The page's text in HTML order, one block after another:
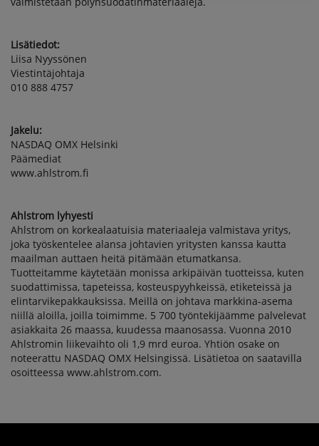
Lisätiedot:
Liisa Nyyssönen
Viestintäjohtaja
010 888 4757
Jakelu:
NASDAQ OMX Helsinki
Päämediat
www.ahlstrom.fi
Ahlstrom lyhyesti
Ahlstrom on korkealaatuisia materiaaleja valmistava yritys,
joka työskentelee alansa johtavien yritysten kanssa kautta
maailman auttaen heitä pitämään etumatkansa.
Tuotteitamme käytetään monissa arkipäivän tuotteissa, kuten
suodattimissa, tapeteissa, kosteuspyyhkeissä, etiketeissä ja
elintarvikepakkauksissa. Meillä on johtava markkina-asema
niillä aloilla, joilla toimimme. 5 700 työntekijäämme palvelevat
asiakkaita 26 maassa, kuudessa maanosassa. Vuonna 2010
Ahlstromin liikevaihto oli 1,9 mrd euroa. Yhtiön osake on
noteerattu NASDAQ OMX Helsingissä. Lisätietoa on saatavilla
osoitteessa www.ahlstrom.com.